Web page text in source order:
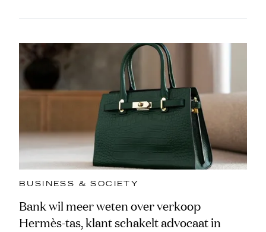
BUSINESS & SOCIETY
Bank wil meer weten over verkoop
Hermès-tas, klant schakelt advocaat in